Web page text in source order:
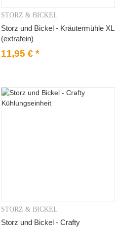
Vorschau
STORZ & BICKEL
Storz und Bickel - Kräutermühle XL
(extrafein)
11,95 €*
Vorschau
STORZ & BICKEL
Storz und Bickel - Crafty